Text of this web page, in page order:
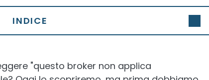
INDICE
"questo broker non applica